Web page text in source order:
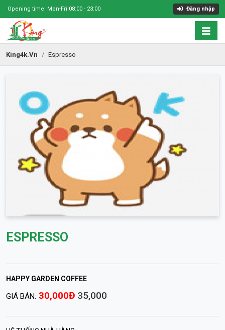
Opening time: Mon-Fri 08:00 - 23:00 Đăng nhập
King4k.vn Espresso
ESPRESSO
HAPPY GARDEN COFFEE
GIÁ BÁN: 30,000Đ 35,000